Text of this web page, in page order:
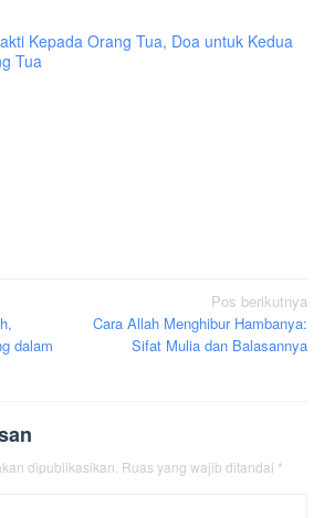
Kepada Orang Tua, Doa untuk Kedua
Tua
dalam
Pos berikutnya
Cara Allah Menghibur Hambanya:
Sifat Mulia dan Balasannya
dipublikasikan. Ruas yang wajib ditandai *